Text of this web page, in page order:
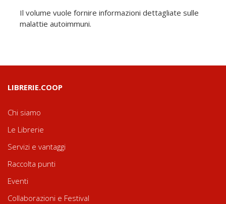
Il volume vuole fornire informazioni dettagliate sulle
malattie autoimmuni.
LIBRERIE.COOP
Chi siamo
Le Librerie
Servizi e vantaggi
Raccolta punti
Eventi
Collaborazioni e Festival